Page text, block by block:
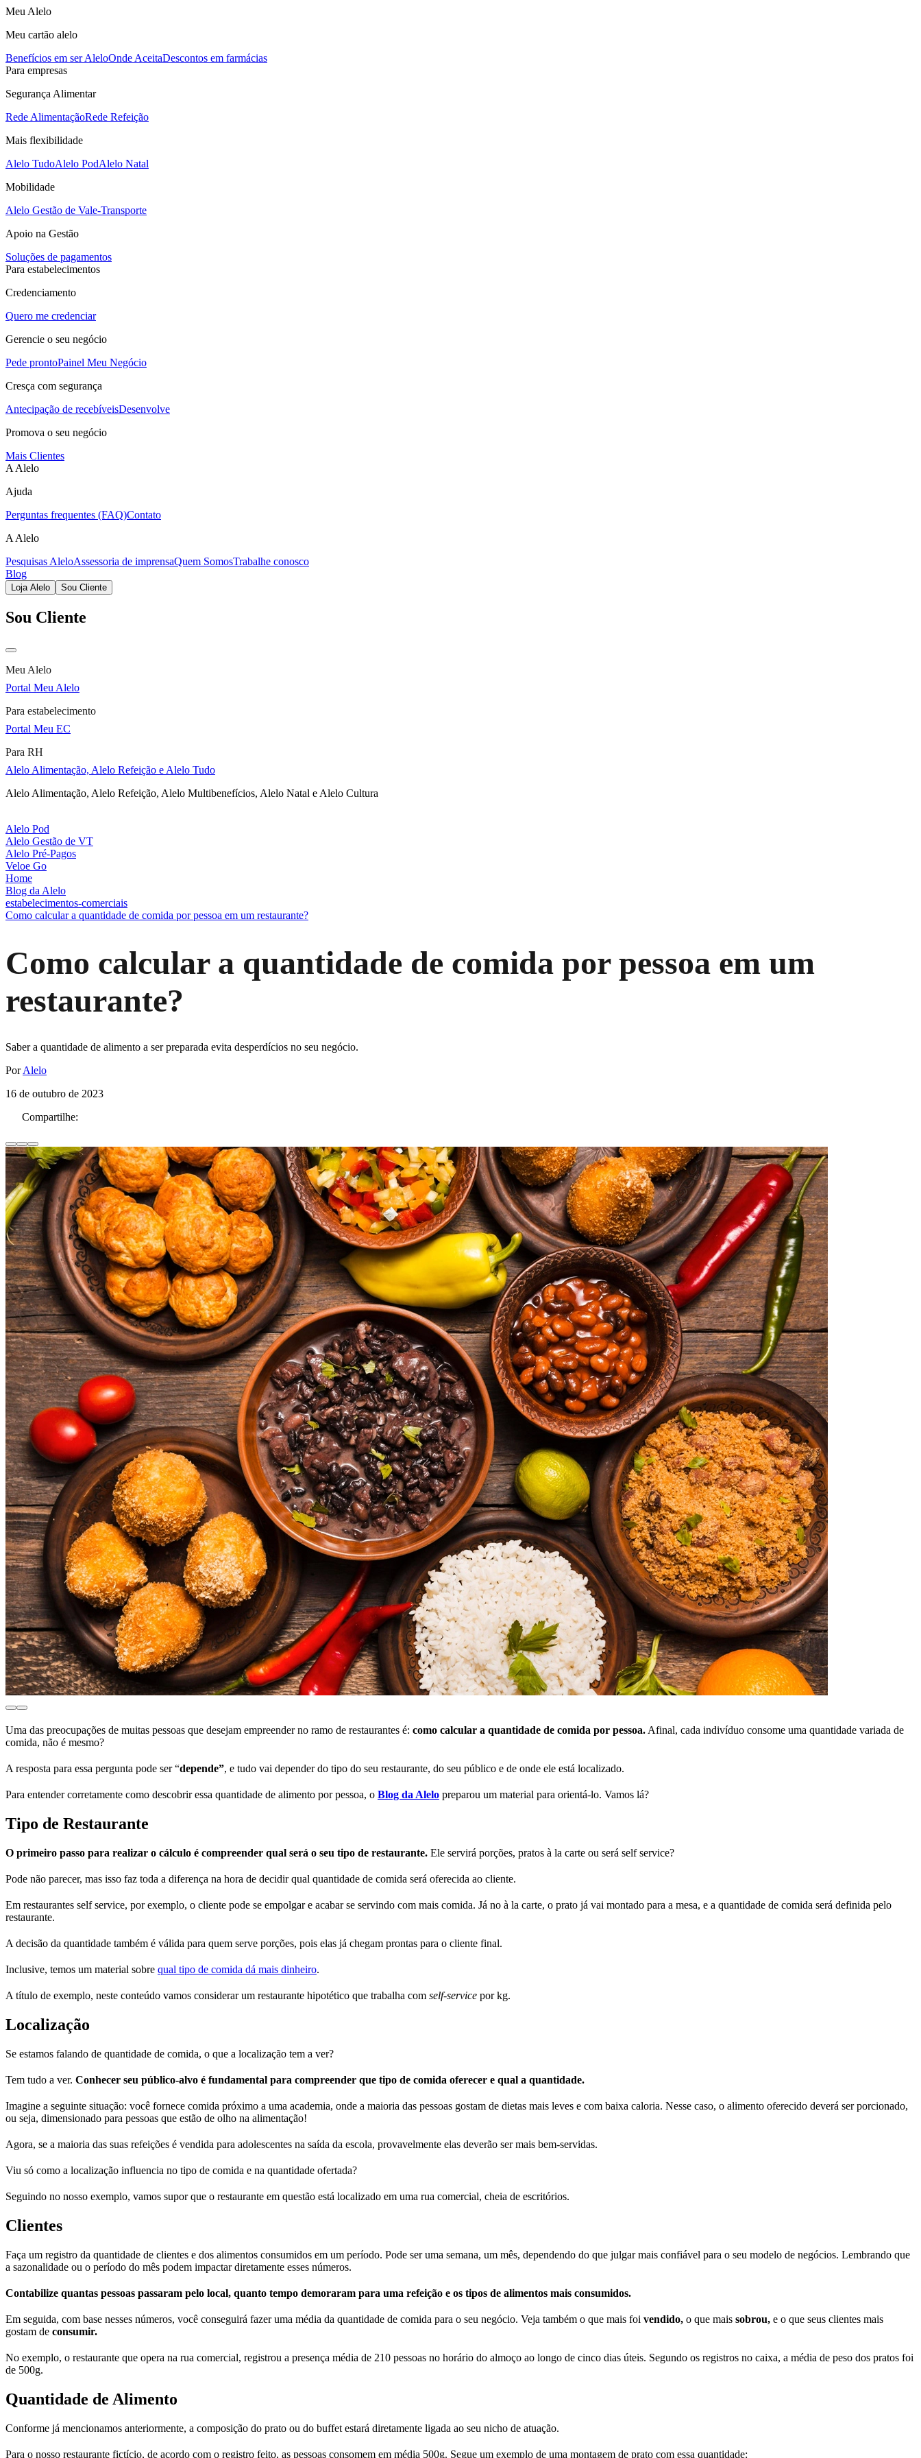
Meu Alelo
Meu cartão alelo
Benefícios em ser AleloOnde AceitaDescontos em farmácias
Para empresas
Segurança Alimentar
Rede AlimentaçãoRede Refeição
Mais flexibilidade
Alelo TudoAlelo PodAlelo Natal
Mobilidade
Alelo Gestão de Vale-Transporte
Apoio na Gestão
Soluções de pagamentos
Para estabelecimentos
Credenciamento
Quero me credenciar
Gerencie o seu negócio
Pede prontoPainel Meu Negócio
Cresça com segurança
Antecipação de recebíveisDesenvolve
Promova o seu negócio
Mais Clientes
A Alelo
Ajuda
Perguntas frequentes (FAQ)Contato
A Alelo
Pesquisas AleloAssessoria de imprensaQuem SomosTrabalhe conosco
Blog
Loja Alelo Sou Cliente
Sou Cliente
Meu Alelo
Portal Meu Alelo
Para estabelecimento
Portal Meu EC
Para RH
Alelo Alimentação, Alelo Refeição e Alelo Tudo
Alelo Alimentação, Alelo Refeição, Alelo Multibenefícios, Alelo Natal e Alelo Cultura
Alelo Pod
Alelo Gestão de VT
Alelo Pré-Pagos
Veloe Go
Home
Blog da Alelo
estabelecimentos-comerciais
Como calcular a quantidade de comida por pessoa em um restaurante?
Como calcular a quantidade de comida por pessoa em um
restaurante?
Saber a quantidade de alimento a ser preparada evita desperdícios no seu negócio.
PorAlelo
16 de outubro de 2023
Compartilhe:
Uma das preocupações de muitas pessoas que desejam empreender no ramo de restaurantes é: como calcular a quantidade de comida por pessoa. Afinal, cada indivíduo consome uma quantidade variada de
comida, não é mesmo?
A resposta para essa pergunta pode ser “depende”, e tudo vai depender do tipo do seu restaurante, do seu público e de onde ele está localizado.
Para entender corretamente como descobrir essa quantidade de alimento por pessoa, o Blog da Alelo preparou um material para orientá-lo. Vamos lá?
Tipo de Restaurante
O primeiro passo para realizar o cálculo é compreender qual será o seu tipo de restaurante. Ele servirá porções, pratos à la carte ou será self service?
Pode não parecer, mas isso faz toda a diferença na hora de decidir qual quantidade de comida será oferecida ao cliente.
Em restaurantes self service, por exemplo, o cliente pode se empolgar e acabar se servindo com mais comida. Já no à la carte, o prato já vai montado para a mesa, e a quantidade de comida será definida pelo
restaurante.
A decisão da quantidade também é válida para quem serve porções, pois elas já chegam prontas para o cliente final.
Inclusive, temos um material sobre qual tipo de comida dá mais dinheiro.
A título de exemplo, neste conteúdo vamos considerar um restaurante hipotético que trabalha com self-service por kg.
Localização
Se estamos falando de quantidade de comida, o que a localização tem a ver?
Tem tudo a ver. Conhecer seu público-alvo é fundamental para compreender que tipo de comida oferecer e qual a quantidade.
Imagine a seguinte situação: você fornece comida próximo a uma academia, onde a maioria das pessoas gostam de dietas mais leves e com baixa caloria. Nesse caso, o alimento oferecido deverá ser porcionado,
ou seja, dimensionado para pessoas que estão de olho na alimentação!
Agora, se a maioria das suas refeições é vendida para adolescentes na saída da escola, provavelmente elas deverão ser mais bem-servidas.
Viu só como a localização influencia no tipo de comida e na quantidade ofertada?
Seguindo no nosso exemplo, vamos supor que o restaurante em questão está localizado em uma rua comercial, cheia de escritórios.
Clientes
Faça um registro da quantidade de clientes e dos alimentos consumidos em um período. Pode ser uma semana, um mês, dependendo do que julgar mais confiável para o seu modelo de negócios. Lembrando que
a sazonalidade ou o período do mês podem impactar diretamente esses números.
Contabilize quantas pessoas passaram pelo local, quanto tempo demoraram para uma refeição e os tipos de alimentos mais consumidos.
Em seguida, com base nesses números, você conseguirá fazer uma média da quantidade de comida para o seu negócio. Veja também o que mais foi vendido, o que mais sobrou, e o que seus clientes mais
gostam de consumir.
No exemplo, o restaurante que opera na rua comercial, registrou a presença média de 210 pessoas no horário do almoço ao longo de cinco dias úteis. Segundo os registros no caixa, a média de peso dos pratos foi
de 500g.
Quantidade de Alimento
Conforme já mencionamos anteriormente, a composição do prato ou do buffet estará diretamente ligada ao seu nicho de atuação.
Para o nosso restaurante fictício, de acordo com o registro feito, as pessoas consomem em média 500g. Segue um exemplo de uma montagem de prato com essa quantidade: